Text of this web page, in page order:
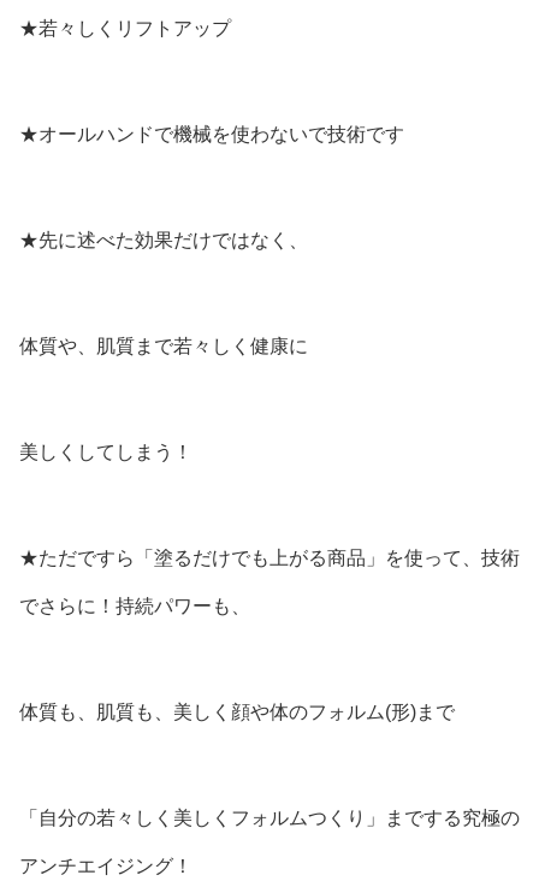
★若々しくリフトアップ
★オールハンドで機械を使わないで技術です
★先に述べた効果だけではなく、
体質や、肌質まで若々しく健康に
美しくしてしまう！
★ただですら「塗るだけでも上がる商品」を使って、技術
でさらに！持続パワーも、
体質も、肌質も、美しく顔や体のフォルム(形)まで
「自分の若々しく美しくフォルムつくり」までする究極の
アンチエイジング！